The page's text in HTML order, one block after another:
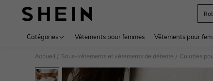
Catégories Vêtements pour femmes Vêtements pour
Accueil / Sous-vêtements et vêtements de détente / Culottes